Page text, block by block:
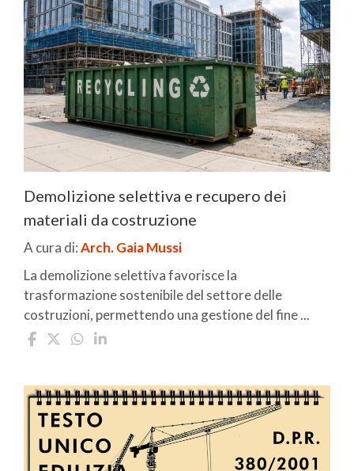
Demolizione selettiva e recupero dei
materiali da costruzione
A cura di:Arch. Gaia Mussi
La demolizione selettiva favorisce la
trasformazione sostenibile del settore delle
costruzioni, permettendo una gestione del fine ...